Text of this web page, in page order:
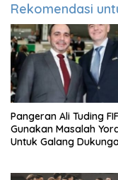
Rekomendasi
Pangeran Ali Tuding
Gunakan Masalah
Untuk Galang